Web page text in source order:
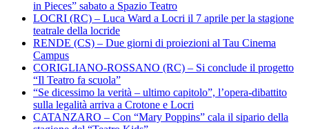
in Pieces” sabato a Spazio Teatro
LOCRI (RC) – Luca Ward a Locri il 7 aprile per la stagione
teatrale della locride
RENDE (CS) – Due giorni di proiezioni al Tau Cinema
Campus
CORIGLIANO-ROSSANO (RC) – Si conclude il progetto
“Il Teatro fa scuola”
“Se dicessimo la verità – ultimo capitolo”, l’opera-dibattito
sulla legalità arriva a Crotone e Locri
CATANZARO – Con “Mary Poppins” cala il sipario della